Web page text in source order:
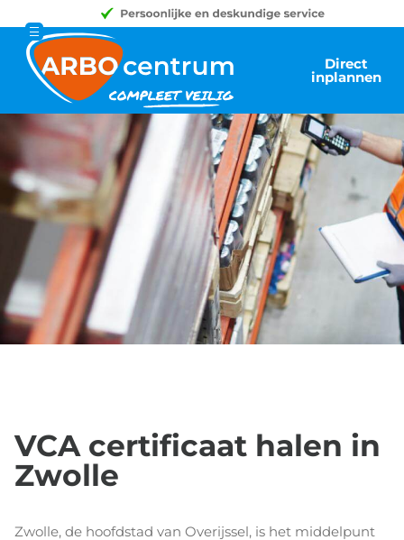
Direct
inplannen
VCA certificaat halen in
Zwolle
Zwolle, de hoofdstad van Overijssel, is het middelpunt